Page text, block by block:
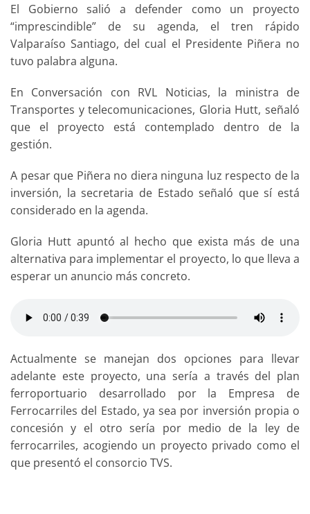
El Gobierno salió a defender como un proyecto
“imprescindible” de su agenda, el tren rápido
Valparaíso Santiago, del cual el Presidente Piñera no
tuvo palabra alguna.
En Conversación con RVL Noticias, la ministra de
Transportes y telecomunicaciones, Gloria Hutt, señaló
que el proyecto está contemplado dentro de la
gestión.
A pesar que Piñera no diera ninguna luz respecto de la
inversión, la secretaria de Estado señaló que sí está
considerado en la agenda.
Gloria Hutt apuntó al hecho que exista más de una
alternativa para implementar el proyecto, lo que lleva a
esperar un anuncio más concreto.
Actualmente se manejan dos opciones para llevar
adelante este proyecto, una sería a través del plan
ferroportuario desarrollado por la Empresa de
Ferrocarriles del Estado, ya sea por inversión propia o
concesión y el otro sería por medio de la ley de
ferrocarriles, acogiendo un proyecto privado como el
que presentó el consorcio TVS.